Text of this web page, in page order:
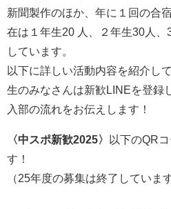
新聞製作のほか、年に１回の合
在は１年生20 人、２年生30人
しています。
以下に詳しい活動内容を紹介し
生のみなさんは新歓LINEを登録
入部の流れをお伝えします！
〈中スポ新歓2025〉
以下のQR
す！
（25年度の募集は終了しています